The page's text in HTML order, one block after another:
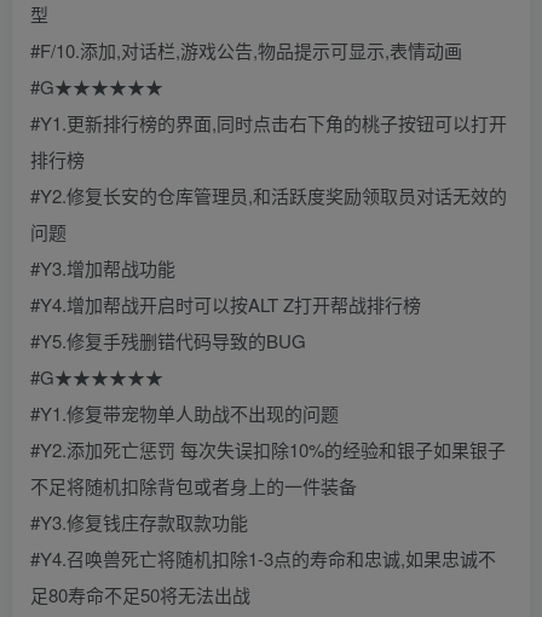
型
#F/10.添加,对话栏,游戏公告,物品提示可显示,表情动画
#G★★★★★★
#Y1.更新排行榜的界面,同时点击右下角的桃子按钮可以打开
排行榜
#Y2.修复长安的仓库管理员,和活跃度奖励领取员对话无效的
问题
#Y3.增加帮战功能
#Y4.增加帮战开启时可以按ALT Z打开帮战排行榜
#Y5.修复手残删错代码导致的BUG
#G★★★★★★
#Y1.修复带宠物单人助战不出现的问题
#Y2.添加死亡惩罚 每次失误扣除10%的经验和银子如果银子
不足将随机扣除背包或者身上的一件装备
#Y3.修复钱庄存款取款功能
#Y4.召唤兽死亡将随机扣除1-3点的寿命和忠诚,如果忠诚不
足80寿命不足50将无法出战